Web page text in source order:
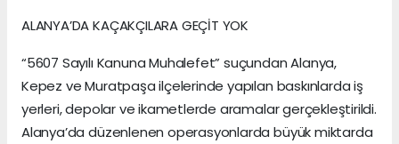
ALANYA’DA KAÇAKÇILARA GEÇİT YOK
“5607 Sayılı Kanuna Muhalefet” suçundan Alanya,
Kepez ve Muratpaşa ilçelerinde yapılan baskınlarda iş
yerleri, depolar ve ikametlerde aramalar gerçekleştirildi.
Alanya’da düzenlenen operasyonlarda büyük miktarda